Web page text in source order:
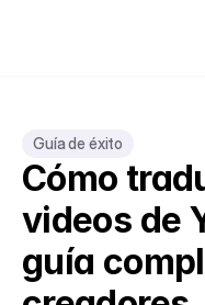
Guía de éxito
Cómo
videos de
guía